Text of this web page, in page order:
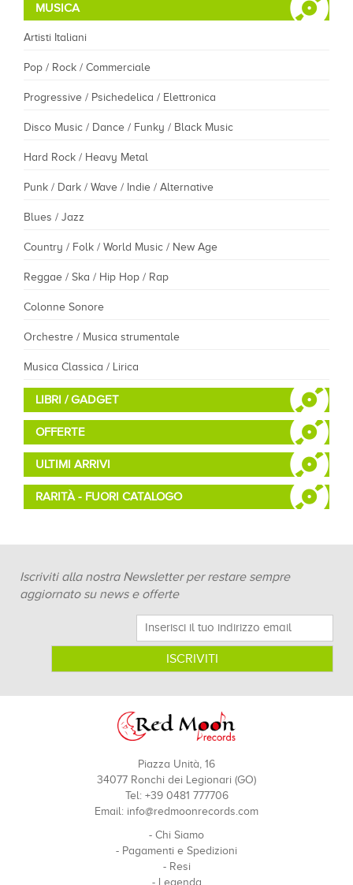
MUSICA
Artisti Italiani
Pop / Rock / Commerciale
Progressive / Psichedelica / Elettronica
Disco Music / Dance / Funky / Black Music
Hard Rock / Heavy Metal
Punk / Dark / Wave / Indie / Alternative
Blues / Jazz
Country / Folk / World Music / New Age
Reggae / Ska / Hip Hop / Rap
Colonne Sonore
Orchestre / Musica strumentale
Musica Classica / Lirica
LIBRI / GADGET
OFFERTE
ULTIMI ARRIVI
RARITÀ - FUORI CATALOGO
Iscriviti alla nostra Newsletter per restare sempre
aggiornato su news e offerte
Piazza Unità, 16
34077 Ronchi dei Legionari (GO)
Tel: +39 0481 777706
Email: info@redmoonrecords.com
- Chi Siamo
- Pagamenti e Spedizioni
- Resi
-
Legenda